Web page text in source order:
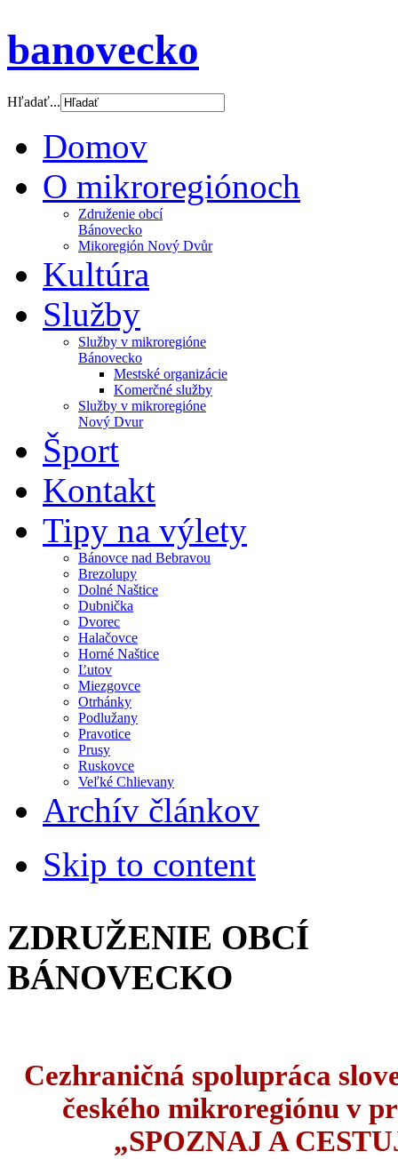
banovecko
Hľadať...
Domov
O mikroregiónoch
Združenie obcí
Bánovecko
Mikoregión Nový Dvůr
Kultúra
Služby
Služby v mikroregióne
Bánovecko
Mestské organizácie
Komerčné služby
Služby v mikroregióne
Nový Dvur
Šport
Kontakt
Tipy na výlety
Bánovce nad Bebravou
Brezolupy
Dolné Naštice
Dubnička
Dvorec
Halačovce
Horné Naštice
Ľutov
Miezgovce
Otrhánky
Podlužany
Pravotice
Prusy
Ruskovce
Veľké Chlievany
Archív článkov
Skip to content
ZDRUŽENIE OBCÍ
BÁNOVECKO
Cezhraničná spolupráca
českého mikroregiónu v
„SPOZNAJ A